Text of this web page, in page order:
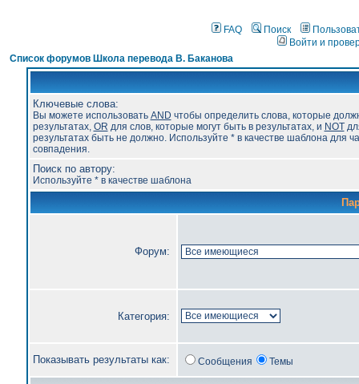
FAQ Поиск
Войти и
Список форумов Школа перевода В. Баканова
Ключевые слова:
Вы можете использовать AND чтобы определить слова, которые
результатах, OR для слов, которые могут быть в результатах, и NOT
результатах быть не должно. Используйте * в качестве шаблона для
совпадения.
Поиск по автору:
Используйте * в качестве шаблона
Форум:
Категория:
Показывать результаты как: Сообщения Темы